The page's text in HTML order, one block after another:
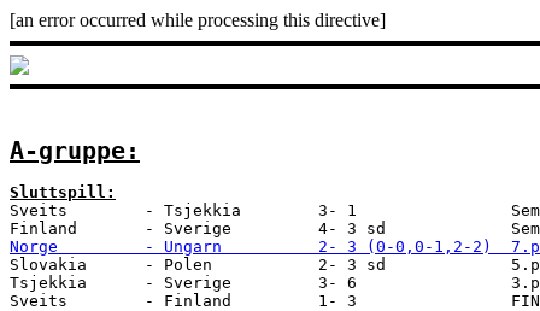
[an error occurred while processing this directive]
A-gruppe:
Sluttspill:
Sveits        - Tsjekkia        3- 1
Norge         - Ungarn          2- 3 (0-0,0-1,2-2)
Slovakia      - Polen           2- 3 sd
Tsjekkia      - Sverige         3- 6
Sveits        - Finland         1- 3